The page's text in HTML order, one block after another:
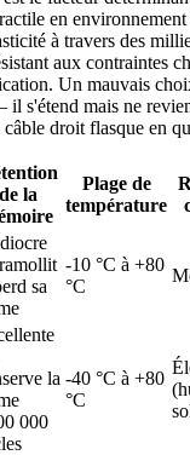
en
à travers des
aux contraintes
Un mauvais
il s'étend mais ne
droit flasque en
de la
Plage de
température
sa
-10 °C à +80
°C
la
000
-40 °C à +80
°C